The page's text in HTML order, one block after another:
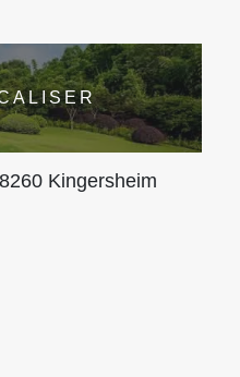
Kingersheim